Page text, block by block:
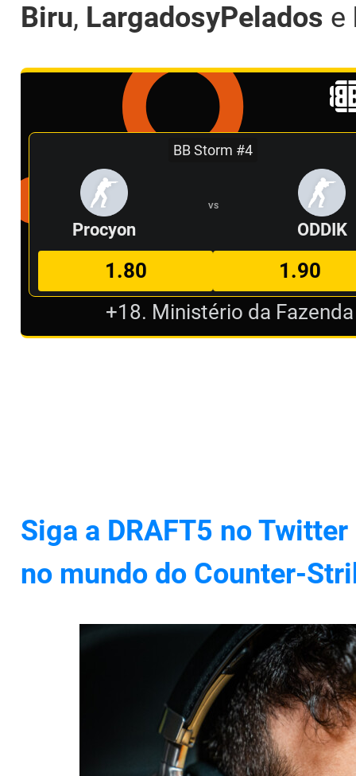
Biru, LargadosyPelados e
BB Storm #4
Procyon
VS
ODDIK
1.80
1.90
+18. Ministério da
Siga a DRAFT5 no
no mundo do Counter-